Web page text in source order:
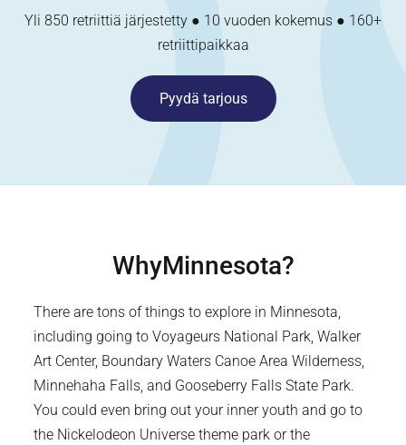
Yli 850 retriittiä järjestetty ● 10 vuoden kokemus ● 160+
retriittipaikkaa
Pyydä tarjous
WhyMinnesota?
There are tons of things to explore in Minnesota,
including going to Voyageurs National Park, Walker
Art Center, Boundary Waters Canoe Area Wilderness,
Minnehaha Falls, and Gooseberry Falls State Park.
You could even bring out your inner youth and go to
the Nickelodeon Universe theme park or the